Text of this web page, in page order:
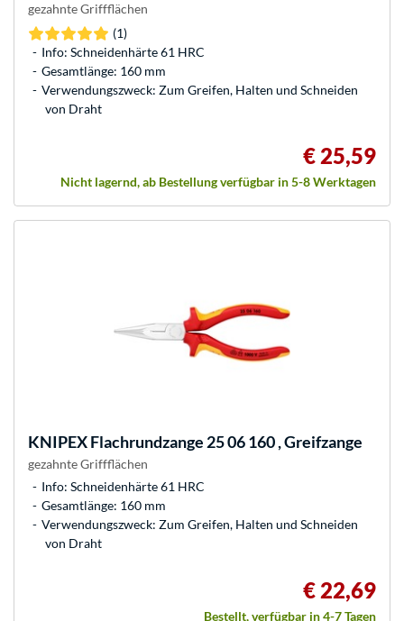
gezahnte Griffflächen
(1)
Info: Schneidenhärte 61 HRC
Gesamtlänge: 160 mm
Verwendungszweck: Zum Greifen, Halten und Schneiden
von Draht
€ 25,59
Nicht lagernd, ab Bestellung verfügbar in 5-8 Werktagen
KNIPEXFlachrundzange 25 06 160 , Greifzange
gezahnte Griffflächen
Info: Schneidenhärte 61 HRC
Gesamtlänge: 160 mm
Verwendungszweck: Zum Greifen, Halten und Schneiden
von Draht
€ 22,69
Bestellt, verfügbar in 4-7 Tagen